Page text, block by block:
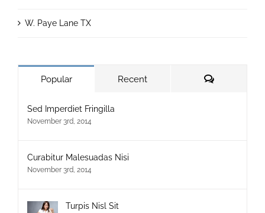
W. Paye Lane TX
Popular Recent Comments
Sed Imperdiet Fringilla
November 3rd, 2014
Curabitur Malesuadas Nisi
November 3rd, 2014
Turpis Nisl Sit